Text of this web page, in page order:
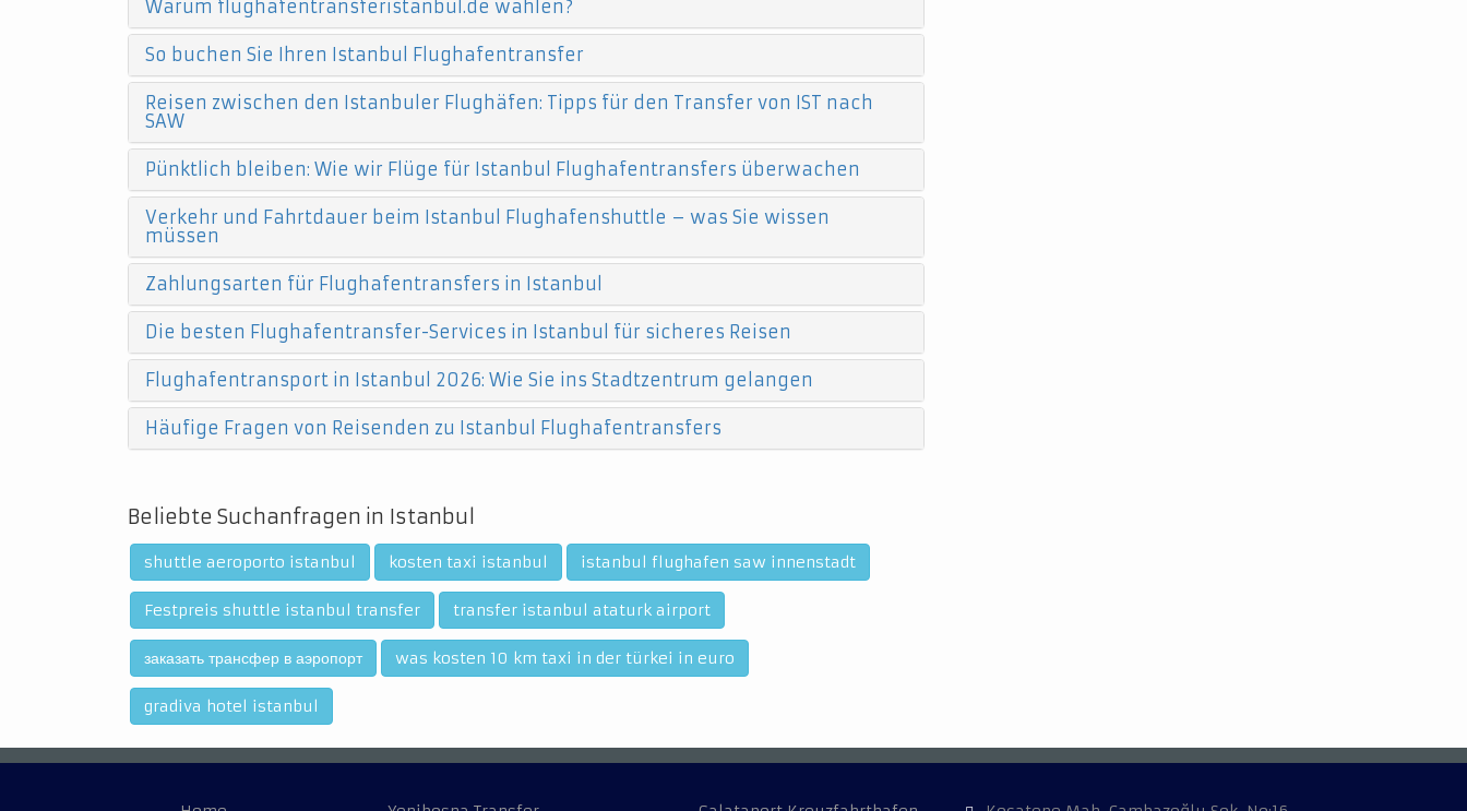
Warum flughafentransferistanbul.de wählen?
So buchen Sie Ihren Istanbul Flughafentransfer
Reisen zwischen den Istanbuler Flughäfen: Tipps für den Transfer von IST nach
SAW
Pünktlich bleiben: Wie wir Flüge für Istanbul Flughafentransfers überwachen
Verkehr und Fahrtdauer beim Istanbul Flughafenshuttle – was Sie wissen
müssen
Zahlungsarten für Flughafentransfers in Istanbul
Die besten Flughafentransfer-Services in Istanbul für sicheres Reisen
Flughafentransport in Istanbul 2026: Wie Sie ins Stadtzentrum gelangen
Häufige Fragen von Reisenden zu Istanbul Flughafentransfers
Beliebte Suchanfragen in Istanbul
shuttle aeroporto istanbul kosten taxi istanbul istanbul flughafen saw innenstadt
Festpreis shuttle istanbul transfer transfer istanbul ataturk airport
заказать трансфер в аэропорт was kosten 10 km taxi in der türkei in euro
gradiva hotel istanbul